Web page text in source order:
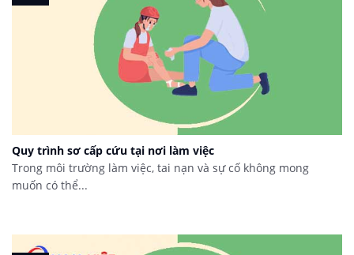
Quy trình sơ cấp cứu tại nơi làm việc
Trong môi trường làm việc, tai nạn và sự cố không mong
muốn có thể...